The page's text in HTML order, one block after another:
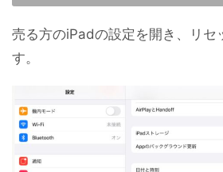
売る方のiPadの設定を開き、リセ
す。